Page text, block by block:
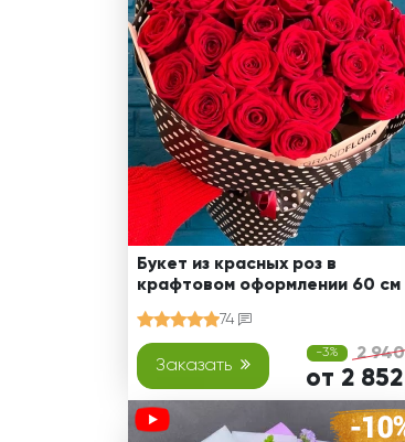
Розы поштучно
5 роз
7 роз
11 роз
15 роз
25 роз
51 роза
101 роза
Розы Гран-При
Корзины с розами
Кустовые розы
Миксы из роз
Монобукеты
Разноцветные
Эксклюзивные букеты
Эустома
Букет из красных роз в
крафтовом оформлении 60 см
74
Заказать
-3% 2
от 2